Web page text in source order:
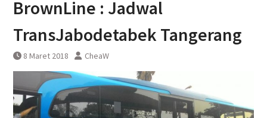
DAWONSYS
Layanan Kereta Api Srilelawangsa
BrownLine : Jadwal
TransJabodetabek Tangerang
8 Maret 2018 CheaW